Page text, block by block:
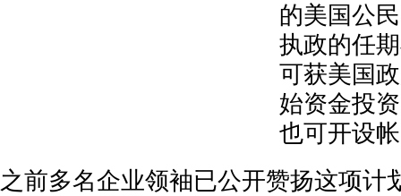
的美国公
执政的任
可获美国
始资金投
也可开设
之前多名企业领袖已公开赞扬这项计